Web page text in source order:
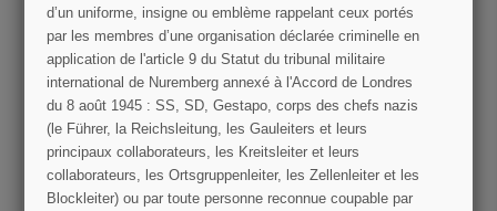
Trousse de toilette US
Army, petit modèle, OD
12,00 €
VOIR LE DÉTAIL
AJOUTER AU PANIER
Pochette à munitions
Rigger Made à pression,
Garand et USM1
12,00 €
VOIR LE DÉTAIL
RUPTURE DE STOCK
d’un uniforme, insigne ou emblème rappelant ceux portés
par les membres d’une organisation déclarée criminelle en
application de l'article 9 du Statut du tribunal militaire
international de Nuremberg annexé à l'Accord de Londres
du 8 août 1945 : SS, SD, Gestapo, corps des chefs nazis
(le Führer, la Reichsleitung, les Gauleiters et leurs
principaux collaborateurs, les Kreitsleiter et leurs
collaborateurs, les Ortsgruppenleiter, les Zellenleiter et les
Blockleiter) ou par toute personne reconnue coupable par